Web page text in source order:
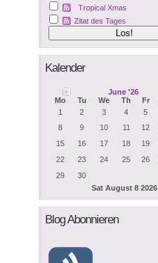
Tropical Xmas
Zitat des Tages
Kalender
June '26
Mo
Tu We Th Fr
Sat August 8 2026
1 2 3 4 5
8
9 10 11 12
15
16 17 18 19
22
23 24 25 26
29
30
Blog Abonnieren